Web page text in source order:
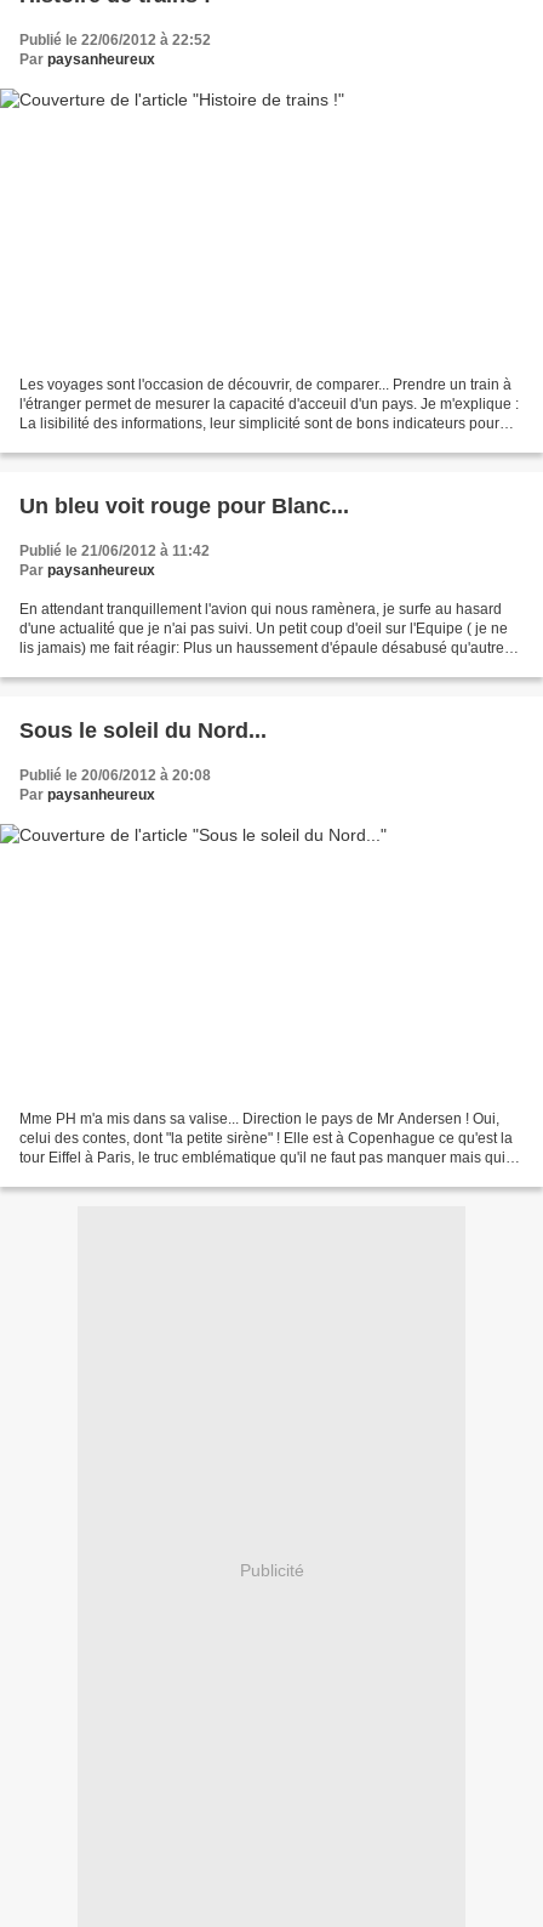
Publié le 22/06/2012 à 22:52
Par paysanheureux
Les voyages sont l'occasion de découvrir, de comparer... Prendre un train à
l'étranger permet de mesurer la capacité d'acceuil d'un pays. Je m'explique :
La lisibilité des informations, leur simplicité sont de bons indicateurs pour
Un bleu voit rouge pour Blanc...
Publié le 21/06/2012 à 11:42
Par paysanheureux
En attendant tranquillement l'avion qui nous ramènera, je surfe au hasard
d'une actualité que je n'ai pas suivi. Un petit coup d'oeil sur l'Equipe ( je ne
lis jamais) me fait réagir: Plus un haussement d'épaule désabusé qu'autre
Sous le soleil du Nord...
Publié le 20/06/2012 à 20:08
Par paysanheureux
Mme PH m'a mis dans sa valise... Direction le pays de Mr Andersen ! Oui,
celui des contes, dont "la petite sirène" ! Elle est à Copenhague ce qu'est la
tour Eiffel à Paris, le truc emblématique qu'il ne faut pas manquer mais qui
Publicité